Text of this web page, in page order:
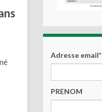
Adresse email*
PRENOM